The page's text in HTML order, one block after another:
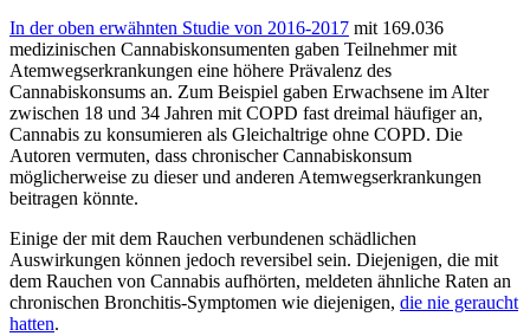
In der oben erwähnten Studie von 2016-2017 mit 169.036
medizinischen Cannabiskonsumenten gaben Teilnehmer mit
Atemwegserkrankungen eine höhere Prävalenz des
Cannabiskonsums an. Zum Beispiel gaben Erwachsene im Alter
zwischen 18 und 34 Jahren mit COPD fast dreimal häufiger an,
Cannabis zu konsumieren als Gleichaltrige ohne COPD. Die
Autoren vermuten, dass chronischer Cannabiskonsum
möglicherweise zu dieser und anderen Atemwegserkrankungen
beitragen könnte.
Einige der mit dem Rauchen verbundenen schädlichen
Auswirkungen können jedoch reversibel sein. Diejenigen, die mit
dem Rauchen von Cannabis aufhörten, meldeten ähnliche Raten an
chronischen Bronchitis-Symptomen wie diejenigen, die nie geraucht
hatten.